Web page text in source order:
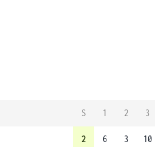
S 1 2 3
2
6
3
10